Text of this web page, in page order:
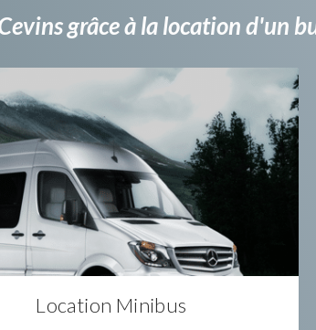
grâce à la location d'un
Location Minibus